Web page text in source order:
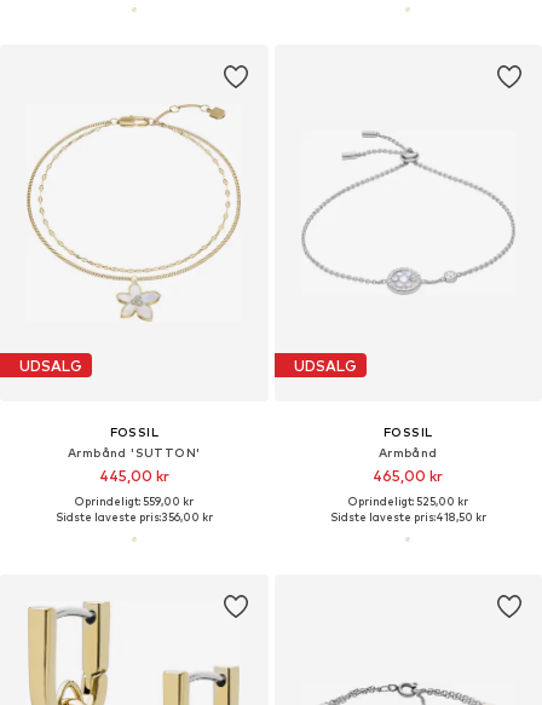
UDSALG
FOSSIL
Armbånd 'SUTTON'
445,00 kr
Oprindeligt: 559,00 kr
Sidste laveste pris:356,00 kr
UDSALG
FOSSIL
Armbånd
465,00 kr
Oprindeligt: 525,00 kr
Sidste laveste pris:418,50 kr